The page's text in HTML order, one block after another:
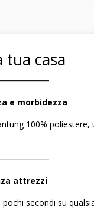
tua casa
e morbidezza
100%
attrezzi
secondi su